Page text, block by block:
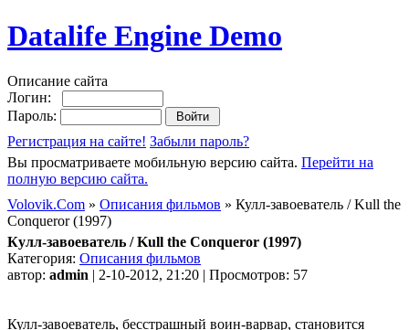
Datalife Engine Demo
Описание сайта
Логин:
Пароль:
Регистрация на сайте! Забыли пароль?
Вы просматриваете мобильную версию сайта. Перейти на
полную версию сайта.
Volovik.Com » Описания фильмов » Кулл-завоеватель / Kull the
Conqueror (1997)
Кулл-завоеватель / Kull the Conqueror (1997)
Категория: Описания фильмов
автор: admin | 2-10-2012, 21:20 | Просмотров: 57
Кулл-завоеватель, бесстрашный воин-варвар, становится